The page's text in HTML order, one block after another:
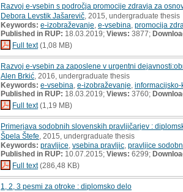
Razvoj e-vsebin s področja promocije zdravja za
Debora Levstik Jašarevič , 2015, undergraduate thesis
Keywords: e-izobraževanje e-vsebina promocija
Published in RUP: 18.03.2019; Views: 3877;
Full text(1,08 MB)
Razvoj e-vsebin za zaposlene v urgentni
Alen Brkić , 2016, undergraduate thesis
Keywords: e-vsebina e-izobraževanje
Published in RUP: 18.03.2019; Views: 3760;
Full text(1,19 MB)
Primerjava sodobnih slovenskih pravljičarjev :
Špela Štefe , 2015, undergraduate thesis
Keywords: pravljice vsebina pravljic pravljice
Published in RUP: 10.07.2015; Views: 6299;
Full text(286,48 KB)
1, 2, 3 pesmi za otroke : diplomsko delo